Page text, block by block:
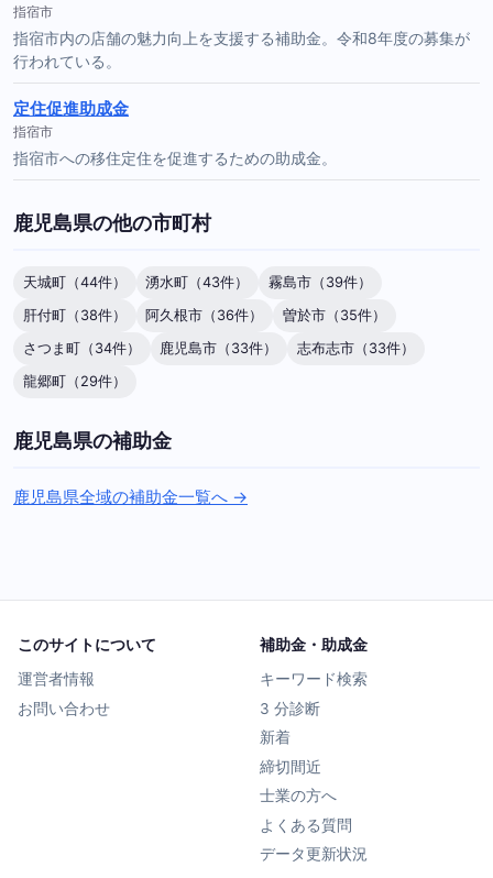
指宿市
指宿市内の店舗の魅力向上を支援する補助金。令和8年度の募集が
行われている。
定住促進助成金
指宿市
指宿市への移住定住を促進するための助成金。
鹿児島県の他の市町村
天城町（44件） 湧水町（43件）
霧島市（39件）
肝付町（38件）
阿久根市（36件）
曽於市（35件）
さつま町（34件）
鹿児島市（33件）
志布志市（33件）
龍郷町（29件）
鹿児島県の補助金
鹿児島県全域の補助金一覧へ →
このサイトについて
運営者情報
お問い合わせ
補助金・助成金
キーワード検索
3 分診断
新着
締切間近
士業の方へ
よくある質問
データ更新状況